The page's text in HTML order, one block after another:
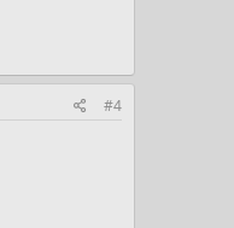
#4